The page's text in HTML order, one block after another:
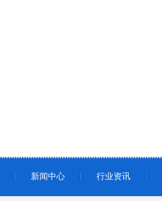
新闻中心 行业资讯